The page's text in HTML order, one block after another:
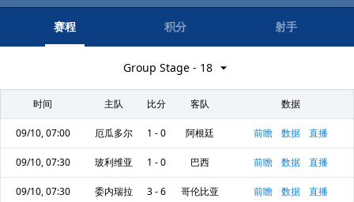
赛程 积分 射手
Group Stage - 18
时间 主队 比分 客队 数据
09/10, 07:00 厄瓜多尔 1 - 0 阿根廷 前瞻 数据 直播
09/10, 07:30 玻利维亚 1 - 0 巴西 前瞻 数据 直播
09/10, 07:30 委内瑞拉 3 - 6 哥伦比亚 前瞻 数据 直播